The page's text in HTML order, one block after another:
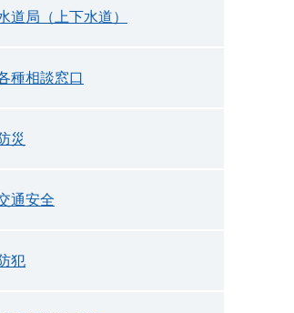
道局（上下水道）
種相談窓口
災
通安全
犯